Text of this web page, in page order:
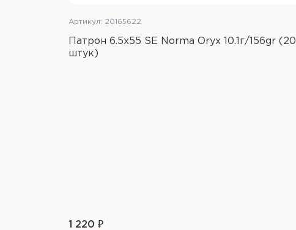
Артикул: 20165622
Патрон 6.5x55 SE Norma Oryx 10.1г/156gr (20
штук)
1 220 ₽